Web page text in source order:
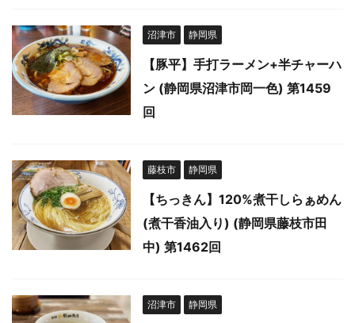
沼津市 静岡県
【豚平】手打ラーメン+半チャーハ
ン (静岡県沼津市岡一色) 第1459
回
藤枝市 静岡県
【ちっきん】120%煮干しらぁめん
(煮干香油入り) (静岡県藤枝市田
中) 第1462回
沼津市 静岡県